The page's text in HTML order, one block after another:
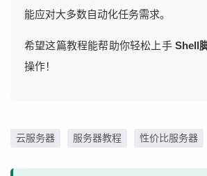
能应对大多数自动化任务需求。
希望这篇教程能帮助你轻松上手Shell
操作！
云服务器 服务器教程 性价比服务器